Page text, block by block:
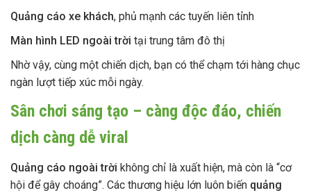
Quảng cáo xe khách, phủ mạnh các tuyến liên tỉnh
Màn hình LED ngoài trời tại trung tâm đô thị
Nhờ vậy, cùng một chiến dịch, bạn có thể chạm tới hàng chục
ngàn lượt tiếp xúc mỗi ngày.
Sân chơi sáng tạo – càng độc đáo, chiến
dịch càng dễ viral
Quảng cáo ngoài trời không chỉ là xuất hiện, mà còn là “cơ
hội để gây choáng”. Các thương hiệu lớn luôn biến quảng